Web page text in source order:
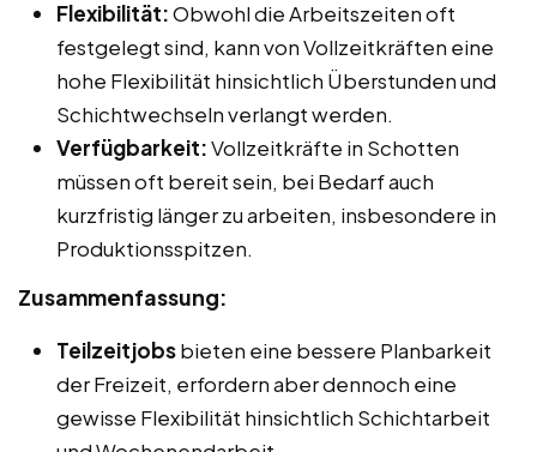
Flexibilität:Obwohl die Arbeitszeiten oft
festgelegt sind, kann von Vollzeitkräften eine
hohe Flexibilität hinsichtlich Überstunden und
Schichtwechseln verlangt werden.
Verfügbarkeit:Vollzeitkräfte in Schotten
müssen oft bereit sein, bei Bedarf auch
kurzfristig länger zu arbeiten, insbesondere in
Produktionsspitzen.
Zusammenfassung:
Teilzeitjobsbieten eine bessere Planbarkeit
der Freizeit, erfordern aber dennoch eine
gewisse Flexibilität hinsichtlich Schichtarbeit